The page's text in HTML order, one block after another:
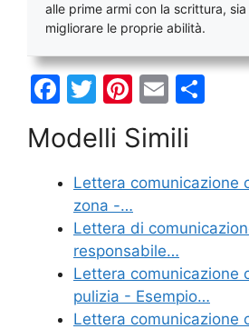
alle prime armi con la scrittura,
migliorare le proprie abilità.
F
c
e
b
o
o
k
T
w
itt
er
Pi
nt
er
e
st
E
m
ai
l
di
di
Modelli Simili
Lettera comunicazione
zona -…
Lettera di
responsabile…
Lettera comunicazione
pulizia - Esempio…
Lettera comunicazione